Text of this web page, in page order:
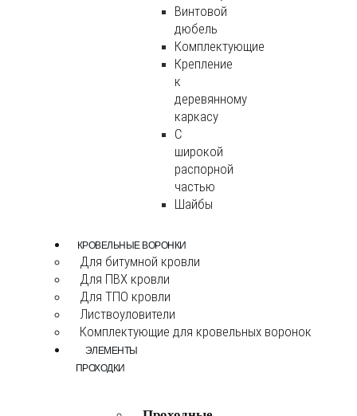
Винтовой
дюбель
Комплектующие
Крепление
к
деревянному
каркасу
С
широкой
распорной
частью
Шайбы
КРОВЕЛЬНЫЕ ВОРОНКИ
Для битумной кровли
Для ПВХ кровли
Для ТПО кровли
Листвоуловители
Комплектующие для кровельных воронок
ЭЛЕМЕНТЫ
ПРОХОДКИ